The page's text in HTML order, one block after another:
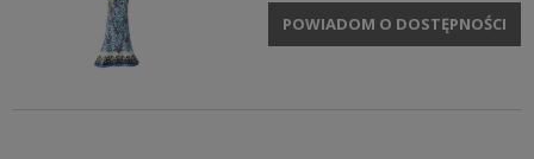
POWIADOM O DOSTĘPNOŚCI